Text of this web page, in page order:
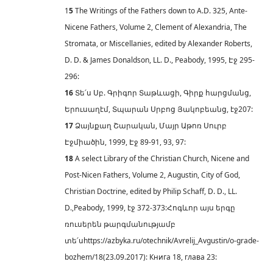
15The Writings of the Fathers down to A.D. 325, Ante-
Nicene Fathers, Volume 2, Clement of Alexandria, The
Stromata, or Miscellanies, edited by Alexander Roberts,
D. D. & James Donaldson, LL. D., Peabody, 1995, Էջ 295-
296:
16 Տե՛ս Սբ. Գրիգոր Տաթևացի, Գիրք հարցմանց,
Երուսաղէմ, Տպարան Սրբոց Յակոբեանց, էջ207:
17 Ձայնքաղ Շարական, Մայր Աթոռ Սուրբ
Էջմիածին, 1999, Էջ 89-91, 93, 97:
18A select Library of the Christian Church, Nicene and
Post-Nicen Fathers, Volume 2, Augustin, City of God,
Christian Doctrine, edited by Philip Schaff, D. D., LL.
D.,Peabody, 1999, էջ 372-373:Հոգևոր այս երգը
ռուսերեն թարգմանությամբ
տե՛սhttps://azbyka.ru/otechnik/Avrelij_Avgustin/o-grade-
bozhem/18(23.09.2017): Книга 18, глава 23: